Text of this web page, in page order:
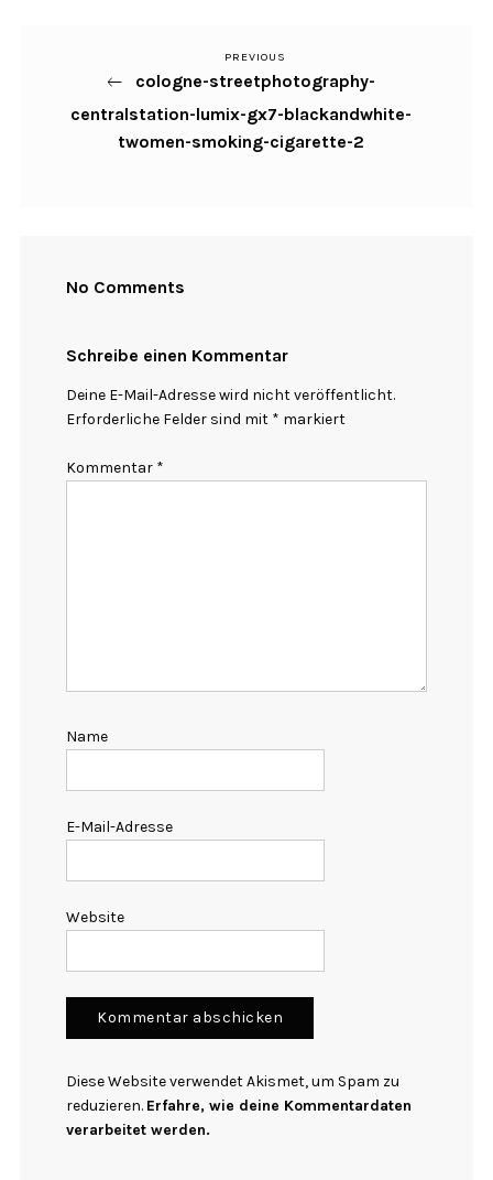
Beitragsnavigation
Previous
Post
PREVIOUS
cologne-streetphotography-
centralstation-lumix-gx7-blackandwhite-
twomen-smoking-cigarette-2
No Comments
Schreibe einen Kommentar
Deine E-Mail-Adresse wird nicht veröffentlicht.
Erforderliche Felder sind mit * markiert
Kommentar *
Name
E-Mail-Adresse
Website
Diese Website verwendet Akismet, um Spam zu
reduzieren. Erfahre, wie deine Kommentardaten
verarbeitet werden.